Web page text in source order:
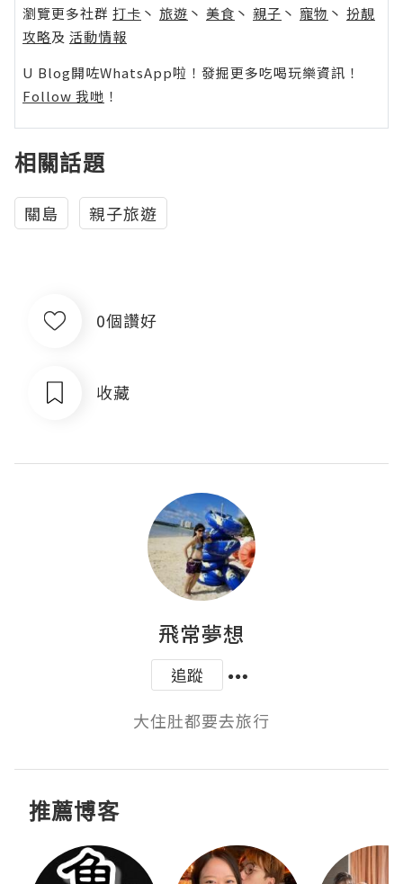
瀏覽更多社群 打卡 丶 旅遊 丶 美食 丶 親子 丶 寵物 丶 扮靚
攻略及 活動情報
U Blog開咗WhatsApp啦！發掘更多吃喝玩樂資訊！
Follow 我哋 ！
相關話題
關島 親子旅遊
0個讚好
收藏
飛常夢想
追蹤
大住肚都要去旅行
推薦博客